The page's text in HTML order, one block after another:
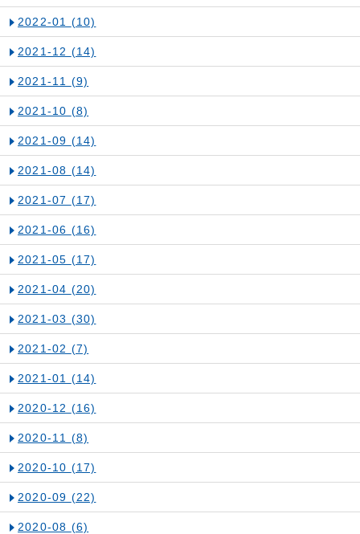
2022-01 (10)
2021-12 (14)
2021-11 (9)
2021-10 (8)
2021-09 (14)
2021-08 (14)
2021-07 (17)
2021-06 (16)
2021-05 (17)
2021-04 (20)
2021-03 (30)
2021-02 (7)
2021-01 (14)
2020-12 (16)
2020-11 (8)
2020-10 (17)
2020-09 (22)
2020-08 (6)